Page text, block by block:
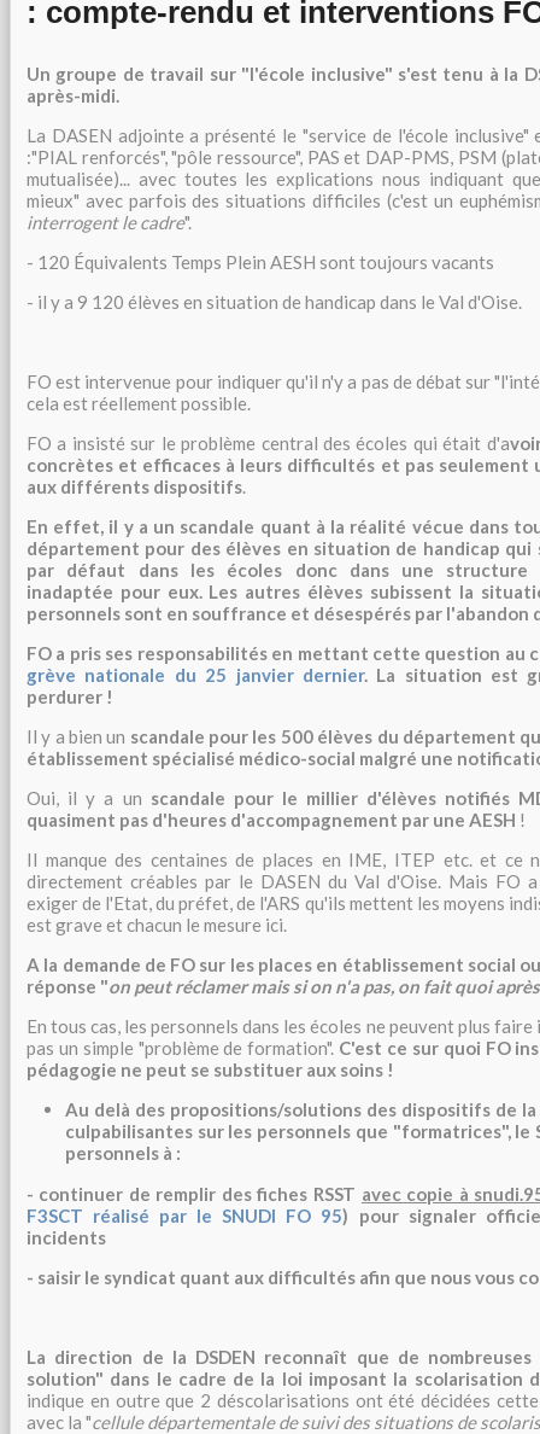
: compte-rendu et interventions
Un groupe de travail sur "l'école inclusive" s'est tenu à la
après-midi.
La DASEN adjointe a présenté le "service de l'école
:"PIAL renforcés", "pôle ressource", PAS et DAP-PMS, PSM
mutualisée)... avec toutes les explications nous indiquant
mieux" avec parfois des situations difficiles (c'est un
interrogent le cadre".
- 120 Équivalents Temps Plein AESH sont toujours vacants
- il y a 9 120 élèves en situation de handicap dans le Val d'Oise.
FO est intervenue pour indiquer qu'il n'y a pas de débat sur
cela est réellement possible.
FO a insisté sur le problème central des écoles qui était d'a
concrètes et efficaces à leurs difficultés et pas seulement
aux différents dispositifs.
En effet, il y a un scandale quant à la réalité vécue dans
département pour des élèves en situation de handicap
par défaut dans les écoles donc dans une structure
inadaptée pour eux. Les autres élèves subissent la
personnels sont en souffrance et désespérés par
FO a pris ses responsabilités en mettant cette question au
grève nationale du 25 janvier dernier. La situation est
perdurer !
Il y a bien un scandale pour les 500 élèves du département
établissement spécialisé médico-social malgré une
Oui, il y a un scandale pour le millier d'élèves notifiés
quasiment pas d'heures d'accompagnement par une AESH !
Il manque des centaines de places en IME, ITEP etc. et ce
directement créables par le DASEN du Val d'Oise. Mais FO
exiger de l'Etat, du préfet, de l'ARS qu'ils mettent les moyens
est grave et chacun le mesure ici.
A la demande de FO sur les places en établissement social
réponse "on peut réclamer mais si on n'a pas, on fait quoi après
En tous cas, les personnels dans les écoles ne peuvent plus faire
pas un simple "problème de formation". C'est ce sur quoi FO
pédagogie ne peut se substituer aux soins !
Au delà des propositions/solutions des dispositifs de la
culpabilisantes sur les personnels que "formatrices", le
personnels à :
- continuer de remplir des fiches RSST avec copie à
F3SCT réalisé par le SNUDI FO 95) pour signaler
incidents
- saisir le syndicat quant aux difficultés afin que nous vous
La direction de la DSDEN reconnaît que de
solution" dans le cadre de la loi imposant la scolarisation
indique en outre que 2 déscolarisations ont été décidées
avec la "cellule départementale de suivi des situations de